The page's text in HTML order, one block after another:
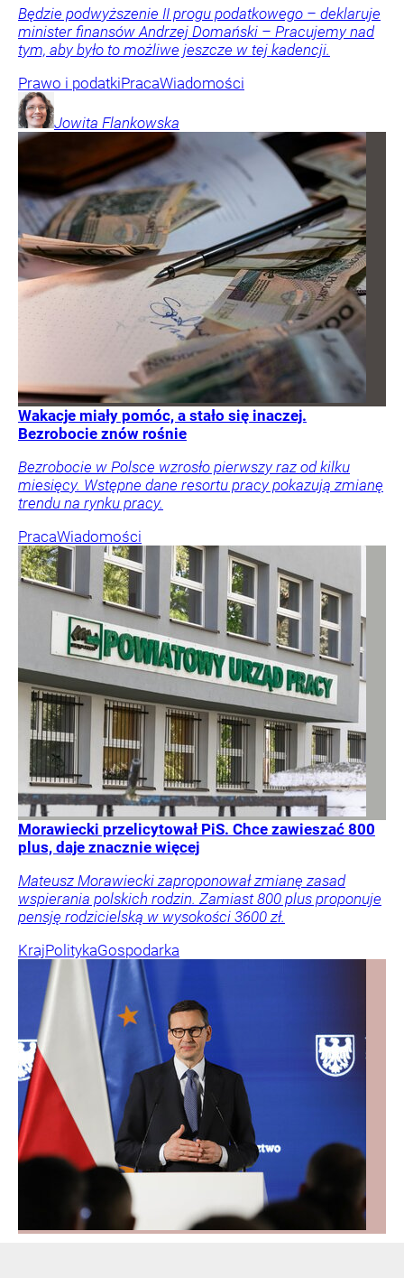
Będzie podwyższenie II progu podatkowego – deklaruje
minister finansów Andrzej Domański – Pracujemy nad
tym, aby było to możliwe jeszcze w tej kadencji.
Prawo i podatkiPracaWiadomości
Jowita Flankowska
Wakacje miały pomóc, a stało się inaczej.
Bezrobocie znów rośnie
Bezrobocie w Polsce wzrosło pierwszy raz od kilku
miesięcy. Wstępne dane resortu pracy pokazują zmianę
trendu na rynku pracy.
PracaWiadomości
Morawiecki przelicytował PiS. Chce zawieszać 800
plus, daje znacznie więcej
Mateusz Morawiecki zaproponował zmianę zasad
wspierania polskich rodzin. Zamiast 800 plus proponuje
pensję rodzicielską w wysokości 3600 zł.
KrajPolitykaGospodarka